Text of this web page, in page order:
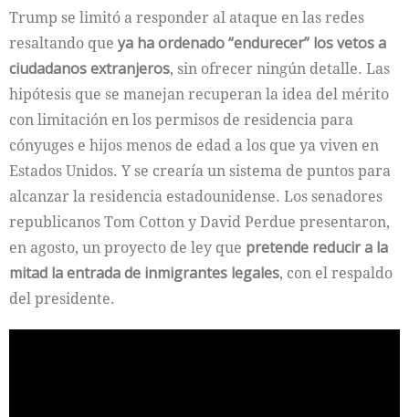
Trump se limitó a responder al ataque en las redes
resaltando que ya ha ordenado “endurecer” los vetos a
ciudadanos extranjeros, sin ofrecer ningún detalle. Las
hipótesis que se manejan recuperan la idea del mérito
con limitación en los permisos de residencia para
cónyuges e hijos menos de edad a los que ya viven en
Estados Unidos. Y se crearía un sistema de puntos para
alcanzar la residencia estadounidense. Los senadores
republicanos Tom Cotton y David Perdue presentaron,
en agosto, un proyecto de ley que pretende reducir a la
mitad la entrada de inmigrantes legales, con el respaldo
del presidente.